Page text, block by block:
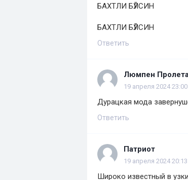
БАХТЛИ БӮЛСИН
БАХТЛИ БӮЛСИН
Ответить
Люмпен
19 апреля 2024 23:00
Дурацкая мода
Ответить
Патриот
19 апреля 2024 20:13
Широко известный в